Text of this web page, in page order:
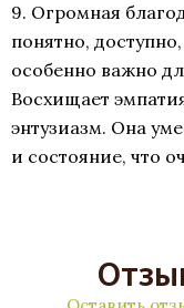
9. Огромная
понятно,
особенно важно
Восхищает
энтузиазм. Она
и состояние, что